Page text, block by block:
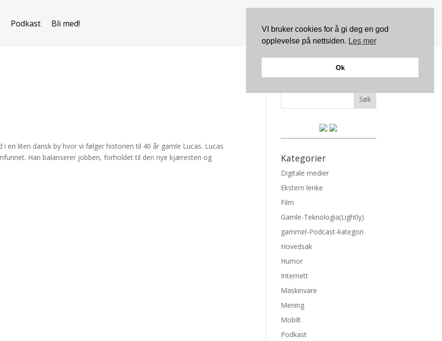
Podkast Bli med!
i en liten dansk by hvor vi følger historien til 40 år gamle Lucas. Lucas
Han balanserer jobben, forholdet til den nye kjæresten og
Søk
Kategorier
Digitale medier
Ekstern lenke
Film
Gamle-Teknologia(Lightly)
gammel-Podcast-kategori
Hovedsak
Humor
Internett
Maskinvare
Mening
Mobilt
Podkast
VI bruker cookies for å gi deg en god
opplevelse på nettsiden. Les mer
Ok